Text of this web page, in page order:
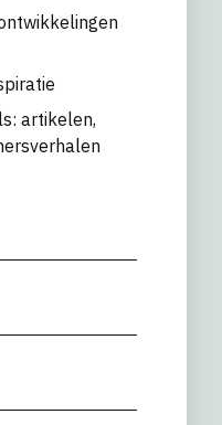
artikelen,